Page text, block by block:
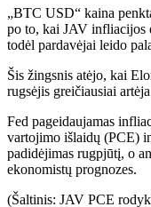
„BTC USD“ kaina
po to, kai JAV infliacijos
todėl pardavėjai leido
Šis žingsnis atėjo, kai
rugsėjis greičiausiai
Fed pageidaujamas
vartojimo išlaidų (PCE)
padidėjimas rugpjūtį, o
ekonomistų prognozes.
(Šaltinis: JAV PCE